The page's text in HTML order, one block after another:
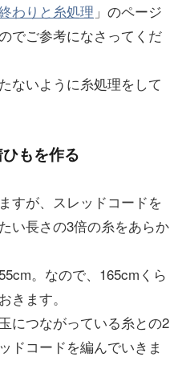
わりと糸処理 」のページ
でご参考になさってくだ
ないように糸処理をして
もを作る
すが、スレッドコードを
い長さの3倍の糸をあらか
。なので、165cmくら
きます。
につながっている糸との2
ドコードを編んでいきま